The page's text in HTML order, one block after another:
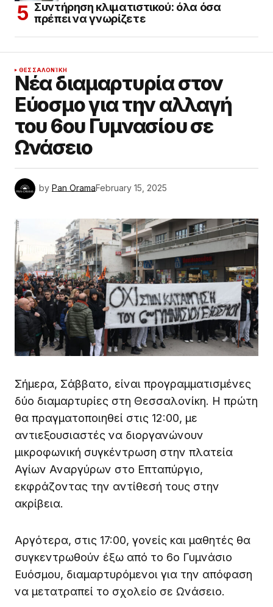
Συντήρηση κλιματιστικού: όλα όσα
πρέπει να γνωρίζετε
ΘΕΣΣΑΛΟΝΊΚΗ
Νέα διαμαρτυρία στον
Εύοσμο για την αλλαγή
του 6ου Γυμνασίου σε
Ωνάσειο
by Pan OramaFebruary 15, 2025
Σήμερα, Σάββατο, είναι προγραμματισμένες
δύο διαμαρτυρίες στη Θεσσαλονίκη. Η πρώτη
θα πραγματοποιηθεί στις 12:00, με
αντιεξουσιαστές να διοργανώνουν
μικροφωνική συγκέντρωση στην πλατεία
Αγίων Αναργύρων στο Επταπύργιο,
εκφράζοντας την αντίθεσή τους στην
ακρίβεια.
Αργότερα, στις 17:00, γονείς και μαθητές θα
συγκεντρωθούν έξω από το 6ο Γυμνάσιο
Ευόσμου, διαμαρτυρόμενοι για την απόφαση
να μετατραπεί το σχολείο σε Ωνάσειο.